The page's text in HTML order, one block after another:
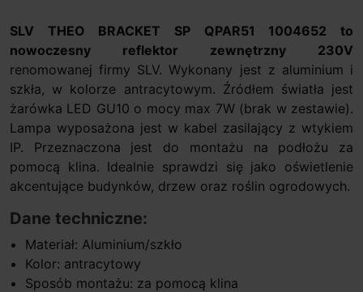
SLV THEO BRACKET SP QPAR51 1004652 to
nowoczesny reflektor zewnętrzny 230V
renomowanej firmy SLV. Wykonany jest z aluminium i
szkła, w kolorze antracytowym. Źródłem światła jest
żarówka LED GU10 o mocy max 7W (brak w zestawie).
Lampa wyposażona jest w kabel zasilający z wtykiem
IP. Przeznaczona jest do montażu na podłożu za
pomocą klina. Idealnie sprawdzi się jako oświetlenie
akcentujące budynków, drzew oraz roślin ogrodowych.
Dane techniczne:
Materiał: Aluminium/szkło
Kolor: antracytowy
Sposób montażu: za pomocą klina